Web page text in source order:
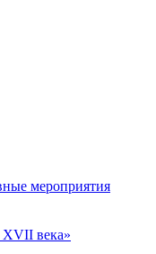
мероприятия
XVII века»